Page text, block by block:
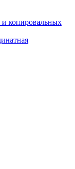
копировальных